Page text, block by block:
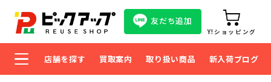
友だち追加
Y!ショッピング
店舗を探す 買取案内 取り扱い商品 新入荷ブログ